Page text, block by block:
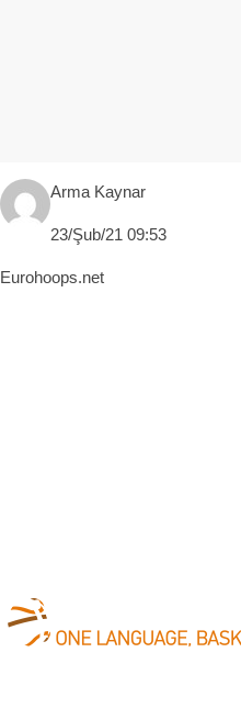
Arma Kaynar
23/Şub/21 09:53
Eurohoops.net